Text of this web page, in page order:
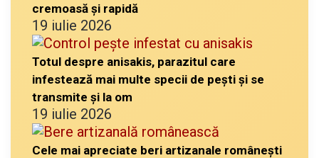
cremoasă și rapidă
19 iulie 2026
Totul despre anisakis, parazitul care
infestează mai multe specii de pești și se
transmite și la om
19 iulie 2026
Cele mai apreciate beri artizanale românești